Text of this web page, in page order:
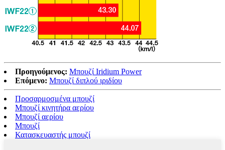
Προηγούμενος: Μπουζί Iridium Power
Επόμενο: Μπουζί διπλού ιριδίου
Προσαρμοσμένα μπουζί
Μπουζί κινητήρα αερίου
Μπουζί αερίου
Μπουζί
Κατασκευαστής μπουζί